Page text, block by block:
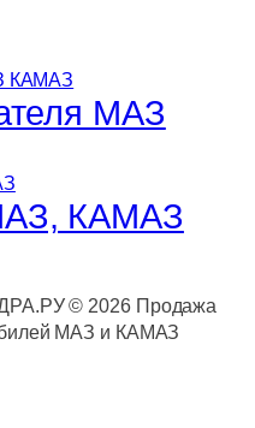
МАЗ
КАМАЗ
© 2026Продажа
МАЗ и КАМАЗ